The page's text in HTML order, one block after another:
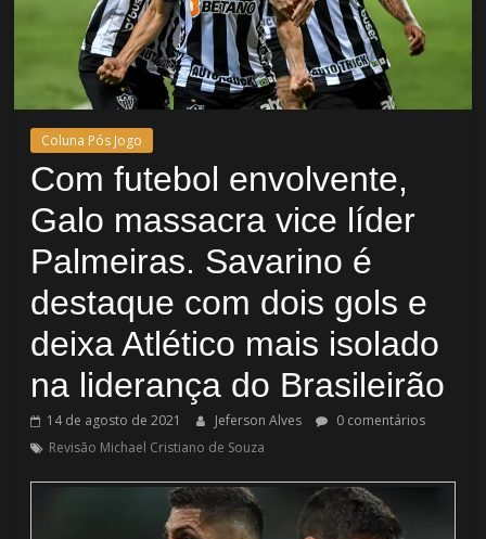
Coluna Pós Jogo
Com futebol envolvente,
Galo massacra vice líder
Palmeiras. Savarino é
destaque com dois gols e
deixa Atlético mais isolado
na liderança do Brasileirão
14 de agosto de 2021 Jeferson Alves
0 comentários
Revisão Michael Cristiano de Souza